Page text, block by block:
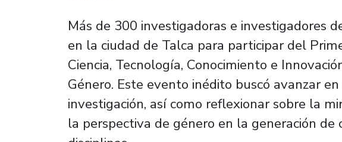
Más de 300 investigadoras e investigadores
en la ciudad de Talca para participar del
Ciencia, Tecnología, Conocimiento e
Género. Este evento inédito buscó avanzar
investigación, así como reflexionar sobre la
la perspectiva de género en la generación de